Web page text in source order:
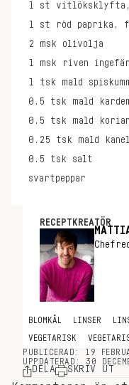
1 st
vitlöksklyfta,
1 st
röd paprika,
2 msk
olivolja
1 msk
riven
1 tsk
mald
0.5 tsk
mald
0.5 tsk
mald
0.25 tsk
mald kanel
0.5 tsk
salt
svartpeppar
RECEPTKREATÖR
BLOMKÅL LINSER
VEGETARISK
PUBLICERAD: 19
UPPDATERAD: 30
DELA SKRIV UT